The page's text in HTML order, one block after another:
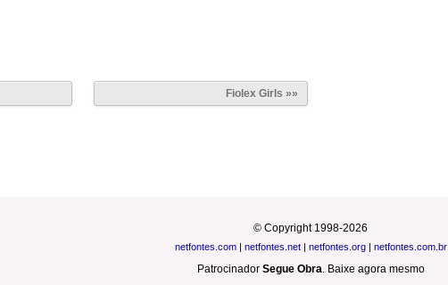
Fiolex Girls »»
© Copyright 1998-2026
netfontes.com| netfontes.net| netfontes.org| netfontes.com.br
Patrocinador Segue Obra. Baixe agora mesmo